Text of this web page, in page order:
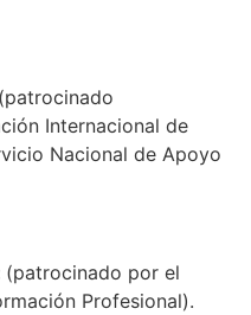
(patrocinado
Internacional de
Nacional de Apoyo
(patrocinado por el
Profesional).